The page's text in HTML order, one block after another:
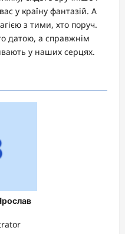
у країну фантазій. А
з тими, хто поруч.
датою, а справжнім
у наших серцях.